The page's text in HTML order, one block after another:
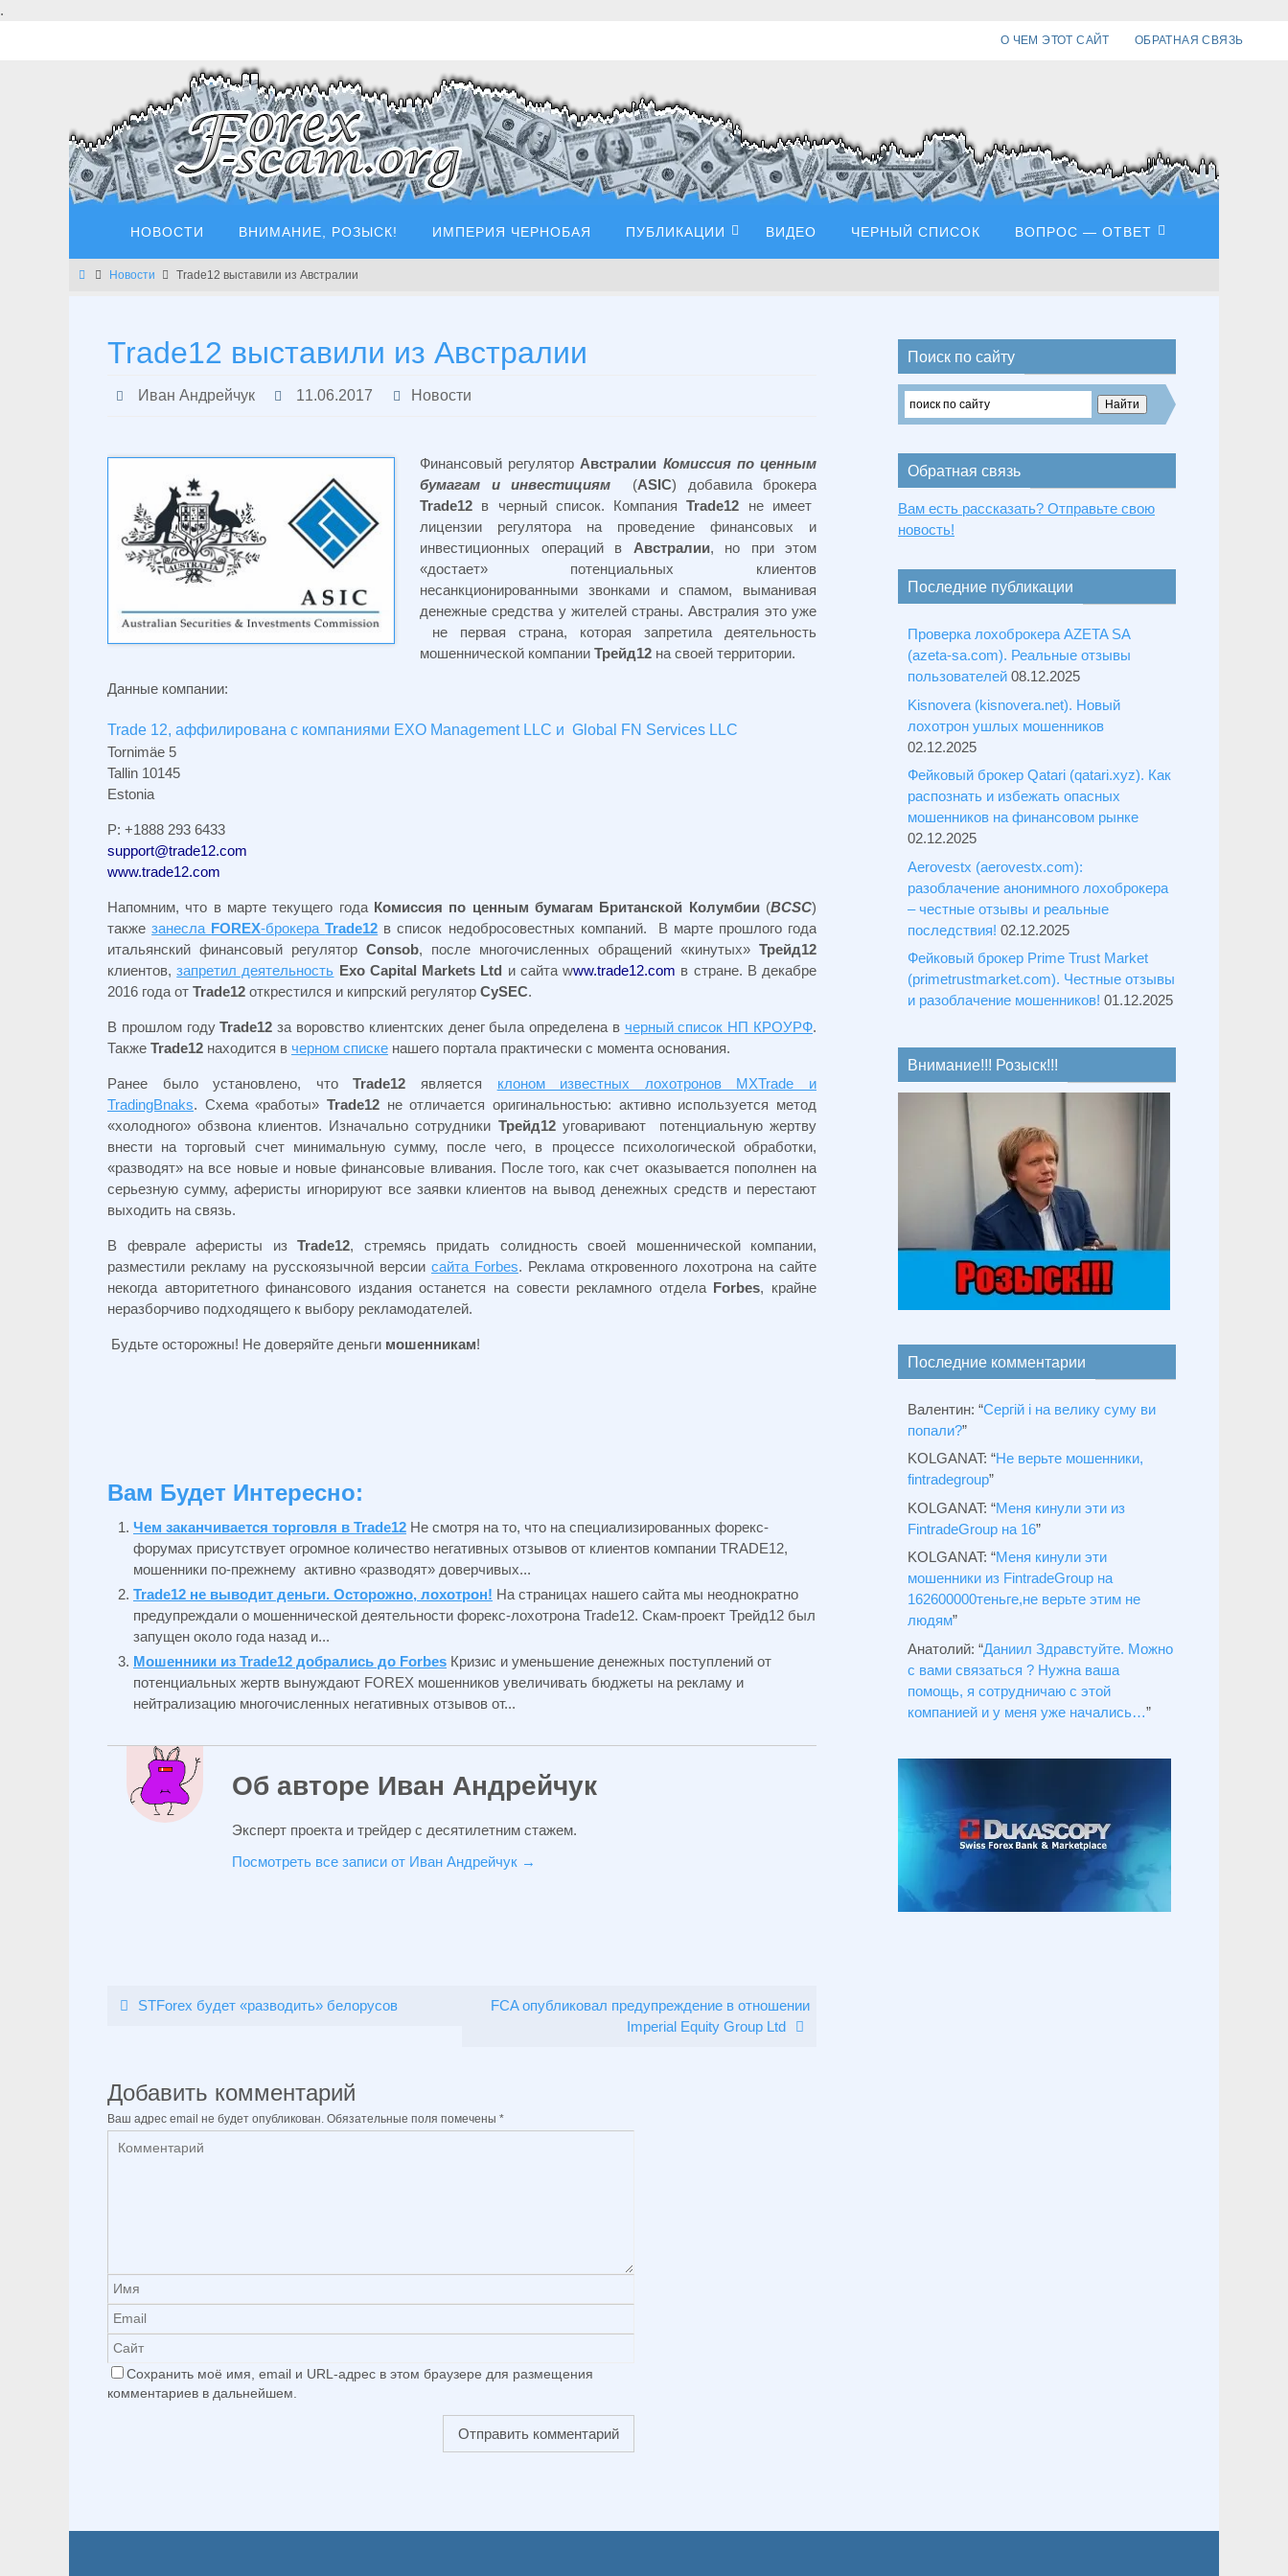
.
О ЧЕМ ЭТОТ САЙТ ОБРАТНАЯ СВЯЗЬ
НОВОСТИ ВНИМАНИЕ, РОЗЫСК! ИМПЕРИЯ ЧЕРНОБАЯ ПУБЛИКАЦИИ ВИДЕО ЧЕРНЫЙ СПИСОК ВОПРОС — ОТВЕТ
Главная
Новости Trade12 выставили из Австралии
Trade12 выставили из Австралии
Иван Андрейчук 11.06.2017 Новости
Финансовый регулятор Австралии Комиссия по ценным
бумагам и инвестициям (ASIC) добавила брокера
Trade12 в черный список. КомпанияTrade12 не имеет
лицензии регулятора на проведение финансовых и
инвестиционных операций в Австралии, но при этом
«достает» потенциальных клиентов
несанкционированными звонками и спамом, выманивая
денежные средства у жителей страны. Австралия это уже
не первая страна, которая запретила деятельность
мошеннической компании Трейд12 на своей территории.
Данные компании:
Trade 12, аффилирована с компаниями EXO Management LLC и Global FN Services LLC
Tornimäe 5
Tallin 10145
Estonia
P: +1888 293 6433
support@trade12.com
www.trade12.com
Напомним, что в марте текущего года Комиссия по ценным бумагам Британской Колумбии(BCSC)
такжезанесла FOREX-брокераTrade12 в список недобросовестных компаний. В марте прошлого года
итальянский финансовый регулятор Consob, после многочисленных обращений «кинутых» Трейд12
клиентов,запретил деятельность Exo Capital Markets Ltd и сайта www.trade12.com в стране. В декабре
2016 года от Trade12 открестился и кипрский регулятор CySEC.
В прошлом годуTrade12 за воровство клиентских денег была определена в черный список НП КРОУРФ.
Также Trade12 находится в черном списке нашего портала практически с момента основания.
Ранее было установлено, чтоTrade12 является клоном известных лохотронов MXTrade и
TradingBnaks. Схема «работы» Trade12 не отличается оригинальностью: активно используется метод
«холодного» обзвона клиентов. Изначально сотрудники Трейд12уговаривают потенциальную жертву
внести на торговый счет минимальную сумму, после чего, в процессе психологической обработки,
«разводят» на все новые и новые финансовые вливания. После того, как счет оказывается пополнен на
серьезную сумму, аферисты игнорируют все заявки клиентов на вывод денежных средств и перестают
выходить на связь.
В феврале аферисты изTrade12, стремясь придать солидность своей мошеннической компании,
разместили рекламу на русскоязычной версии сайта Forbes. Реклама откровенного лохотрона на сайте
некогда авторитетного финансового издания останется на совести рекламного отдела Forbes, крайне
неразборчиво подходящего к выбору рекламодателей.
Будьте осторожны! Не доверяйте деньги мошенникам!
Вам Будет Интересно:
Чем заканчивается торговля в Trade12 Не смотря на то, что на специализированных форекс-
форумах присутствует огромное количество негативных отзывов от клиентов компании TRADE12,
мошенники по-прежнему активно «разводят» доверчивых...
Trade12 не выводит деньги. Осторожно, лохотрон! На страницах нашего сайта мы неоднократно
предупреждали о мошеннической деятельности форекс-лохотрона Trade12. Скам-проект Трейд12 был
запущен около года назад и...
Мошенники из Trade12 добрались до Forbes Кризис и уменьшение денежных поступлений от
потенциальных жертв вынуждают FOREX мошенников увеличивать бюджеты на рекламу и
нейтрализацию многочисленных негативных отзывов от...
Об авторе Иван Андрейчук
Эксперт проекта и трейдер с десятилетним стажем.
Посмотреть все записи от Иван Андрейчук →
STForex будет «разводить» белорусов
FCA опубликовал предупреждение в отношении
Imperial Equity Group Ltd
Добавить комментарий
Ваш адрес email не будет опубликован. Обязательные поля помечены *
Сохранить моё имя, email и URL-адрес в этом браузере для размещения
комментариев в дальнейшем.
Поиск по сайту
Обратная связь
Вам есть рассказать? Отправьте свою
новость!
Последние публикации
Проверка лохоброкера AZETA SA
(azeta-sa.com). Реальные отзывы
пользователей 08.12.2025
Kisnovera (kisnovera.net). Новый
лохотрон ушлых мошенников
02.12.2025
Фейковый брокер Qatari (qatari.xyz). Как
распознать и избежать опасных
мошенников на финансовом рынке
02.12.2025
Aerovestx (aerovestx.com):
разоблачение анонимного лохоброкера
– честные отзывы и реальные
последствия! 02.12.2025
Фейковый брокер Prime Trust Market
(primetrustmarket.com). Честные отзывы
и разоблачение мошенников! 01.12.2025
Внимание!!! Розыск!!!
Последние комментарии
Валентин: “Сергій і на велику суму ви
попали?”
KOLGANAT: “Не верьте мошенники,
fintradegroup”
KOLGANAT: “Меня кинули эти из
FintradeGroup на 16”
KOLGANAT: “Меня кинули эти
мошенники из FintradeGroup на
162600000теньге,не верьте этим не
людям”
Анатолий: “Даниил Здравстуйте. Можно
с вами связаться ? Нужна ваша
помощь, я сотрудничаю с этой
компанией и у меня уже начались…”